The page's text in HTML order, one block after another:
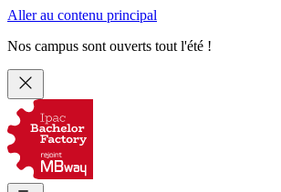
Aller au contenu principal
Nos campus sont ouverts tout l'été !